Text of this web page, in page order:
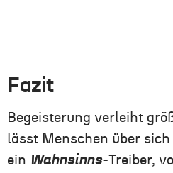
Fazit
Begeisterung verleiht
lässt Menschen über
ein Wahnsinns-Treiber,